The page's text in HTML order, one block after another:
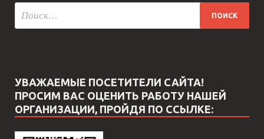
УВАЖАЕМЫЕ ПОСЕТИТЕЛИ САЙТА!
ПРОСИМ ВАС ОЦЕНИТЬ РАБОТУ НАШЕЙ
ОРГАНИЗАЦИИ, ПРОЙДЯ ПО ССЫЛКЕ: